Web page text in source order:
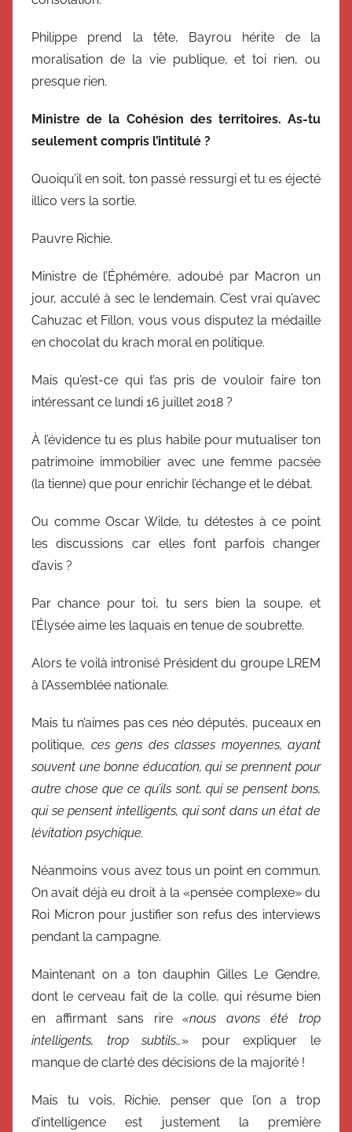
Philippe prend la tête, Bayrou hérite de la
moralisation de la vie publique, et toi rien, ou
presque rien.
Ministre de la Cohésion des territoires. As-tu
seulement compris l’intitulé ?
Quoiqu’il en soit, ton passé ressurgi et tu es éjecté
illico vers la sortie.
Pauvre Richie.
Ministre de l’Éphémère, adoubé par Macron un
jour, acculé à sec le lendemain. C’est vrai qu’avec
Cahuzac et Fillon, vous vous disputez la médaille
en chocolat du krach moral en politique.
Mais qu’est-ce qui t’as pris de vouloir faire ton
intéressant ce lundi 16 juillet 2018 ?
À l’évidence tu es plus habile pour mutualiser ton
patrimoine immobilier avec une femme pacsée
(la tienne) que pour enrichir l’échange et le débat.
Ou comme Oscar Wilde, tu détestes à ce point
les discussions car elles font parfois changer
d’avis ?
Par chance pour toi, tu sers bien la soupe, et
l’Élysée aime les laquais en tenue de soubrette.
Alors te voilà intronisé Président du groupe LREM
à l’Assemblée nationale.
Mais tu n’aimes pas ces néo députés, puceaux en
politique, ces gens des classes moyennes, ayant
souvent une bonne éducation, qui se prennent pour
autre chose que ce qu’ils sont, qui se pensent bons,
qui se pensent intelligents, qui sont dans un état de
lévitation psychique.
Néanmoins vous avez tous un point en commun.
On avait déjà eu droit à la «pensée complexe» du
Roi Micron pour justifier son refus des interviews
pendant la campagne.
Maintenant on a ton dauphin Gilles Le Gendre,
dont le cerveau fait de la colle, qui résume bien
en affirmant sans rire«nous avons été trop
intelligents, trop subtils…» pour expliquer le
manque de clarté des décisions de la majorité !
Mais tu vois, Richie, penser que l’on a trop
d’intelligence est justement la première